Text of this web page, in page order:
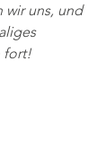
wir uns, und
fort!